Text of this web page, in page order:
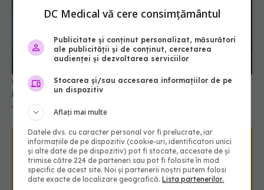
Cel mai puternic calmant de durere este, de fapt,
ineficient în multe cazuri
02 mar 2026, 12:10
DC Medical vă cere consimțământul
Publicitate și conținut personalizat, măsurători
ale publicității și de conținut, cercetarea
audienței și dezvoltarea serviciilor
Stocarea și/sau accesarea informațiilor de pe
un dispozitiv
Aflați mai multe
Datele dvs. cu caracter personal vor fi prelucrate, iar
informațiile de pe dispozitiv (cookie-uri, identificatori unici
și alte date de pe dispozitiv) pot fi stocate, accesate de și
trimise către 224 de parteneri sau pot fi folosite în mod
specific de acest site. Noi și partenerii noștri putem folosi
date exacte de localizare geografică.Lista partenerilor.